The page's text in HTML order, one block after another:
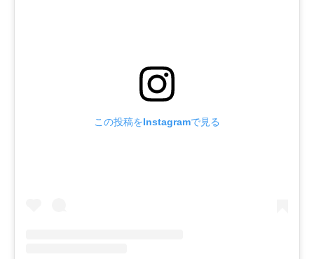
この投稿をInstagramで見る